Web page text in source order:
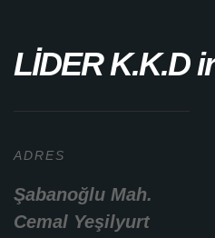
LİDER K.K.D
ADRES
Şabanoğlu Mah.
Cemal Yeşilyurt